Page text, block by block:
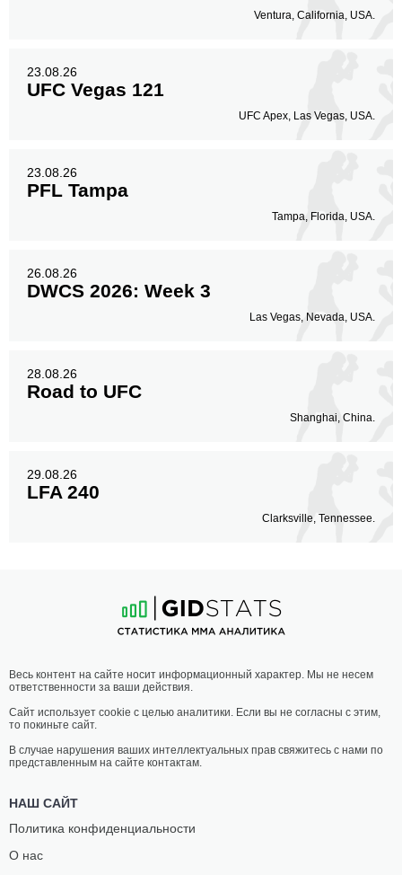
Ventura, California, USA.
23.08.26
UFC Vegas 121
UFC Apex, Las Vegas, USA.
23.08.26
PFL Tampa
Tampa, Florida, USA.
26.08.26
DWCS 2026: Week 3
Las Vegas, Nevada, USA.
28.08.26
Road to UFC
Shanghai, China.
29.08.26
LFA 240
Clarksville, Tennessee.
Весь контент на сайте носит информационный характер. Мы не несем
ответственности за ваши действия.
Сайт использует cookie с целью аналитики. Если вы не согласны с этим,
то покиньте сайт.
В случае нарушения ваших интеллектуальных прав свяжитесь с нами по
представленным на сайте контактам.
НАШ САЙТ
Политика конфиденциальности
О нас